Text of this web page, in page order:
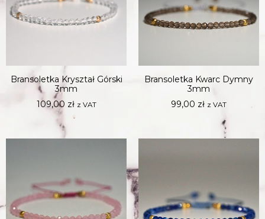
Bransoletka Kryształ Górski
3mm
109,00 zł z VAT
Bransoletka Kwarc Dymny
3mm
99,00 zł z VAT